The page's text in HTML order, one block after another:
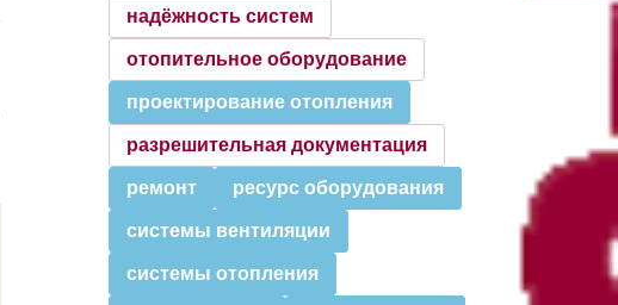
надёжность систем
отопительное оборудование
проектирование отопления
разрешительная документация
ремонт ресурс оборудования
системы вентиляции
системы отопления